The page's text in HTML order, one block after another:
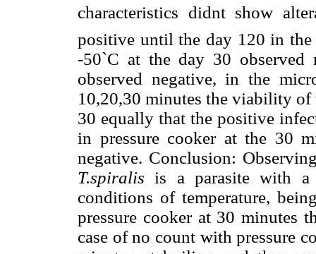
characteristics didnt show
positive until the day 120 in
-50`C at the day 30
observed negative, in the
10,20,30 minutes the viability of
30 equally that the positive
in pressure cooker at the 30
negative. Conclusion:
T.spiralis is a parasite with a
conditions of temperature,
pressure cooker at 30
case of no count with pressure